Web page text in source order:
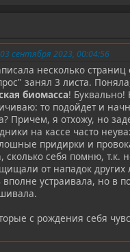
сентября 2023, 00:04:56
несколько
занял 3 листа.
биомасса! Буквально!
то подойдет и
Причем, я отхожу, но
на кассе часто
придирки и
сколько себя помню,
от нападок
устраивала, но в
с рождения себя